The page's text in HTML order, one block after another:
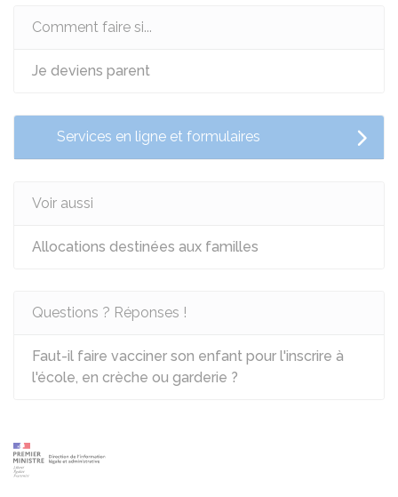
Comment faire si...
Je deviens parent
Services en ligne et formulaires
Voir aussi
Allocations destinées aux familles
Questions ? Réponses !
Faut-il faire vacciner son enfant pour l'inscrire à
l'école, en crèche ou garderie ?